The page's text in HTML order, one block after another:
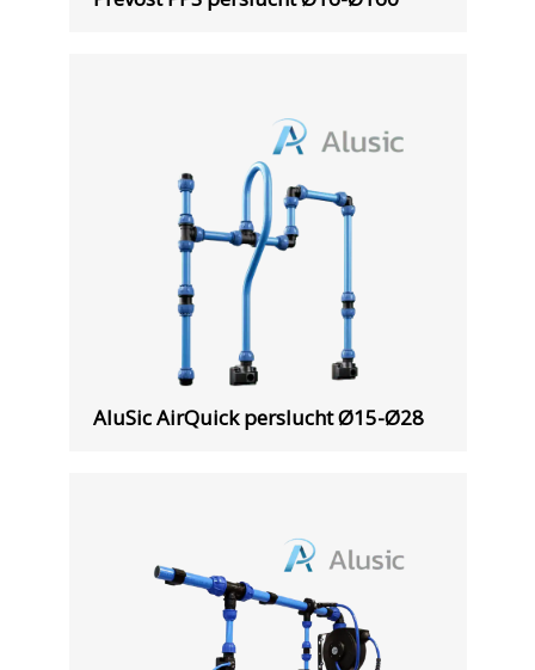
AluSic AirQuick perslucht Ø15-Ø28